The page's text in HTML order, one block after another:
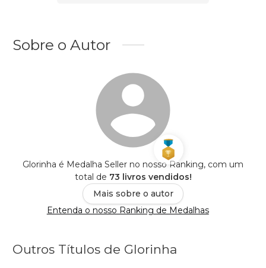
Sobre o Autor
Glorinha é Medalha Seller no nosso Ranking, com um
total de 73 livros vendidos!
Mais sobre o autor
Entenda o nosso Ranking de Medalhas
Outros Títulos de Glorinha